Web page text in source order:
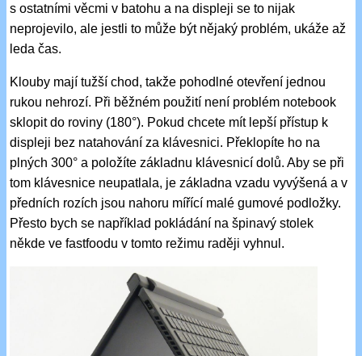
s ostatními věcmi v batohu a na displeji se to nijak
neprojevilo, ale jestli to může být nějaký problém, ukáže až
leda čas.
Klouby mají tužší chod, takže pohodlné otevření jednou
rukou nehrozí. Při běžném použití není problém notebook
sklopit do roviny (180°). Pokud chcete mít lepší přístup k
displeji bez natahování za klávesnici. Překlopíte ho na
plných 300° a položíte základnu klávesnicí dolů. Aby se při
tom klávesnice neupatlala, je základna vzadu vyvýšená a v
předních rozích jsou nahoru mířící malé gumové podložky.
Přesto bych se například pokládání na špinavý stolek
někde ve fastfoodu v tomto režimu raději vyhnul.